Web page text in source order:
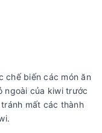
chế biến các món ăn
ngoài của kiwi trước
mất các thành